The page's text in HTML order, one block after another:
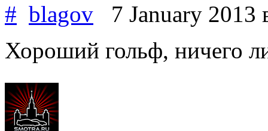
# blagov 7 January 2013
Хороший гольф, ничего